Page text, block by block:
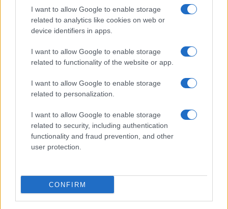
I want to allow Google to enable storage
related to analytics like cookies on web or
device identifiers in apps.
I want to allow Google to enable storage
related to functionality of the website or app.
I want to allow Google to enable storage
related to personalization.
I want to allow Google to enable storage
related to security, including authentication
functionality and fraud prevention, and other
user protection.
CONFIRM
Red Valley Festival, musica no-stop a Olbia fino